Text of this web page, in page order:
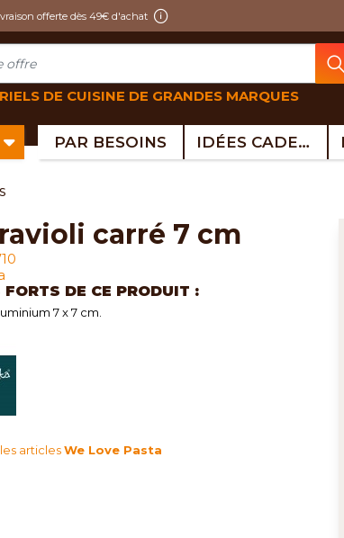
offerte dès 49€ d'achat
DE CUISINE DE GRANDES MARQUES
PAR BESOINS IDÉES CADEAUX
ravioli carré 7 cm
DE CE PRODUIT :
7 x 7 cm.
articlesWe Love Pasta